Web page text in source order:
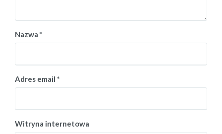
Nazwa *
Adres email *
Witryna internetowa